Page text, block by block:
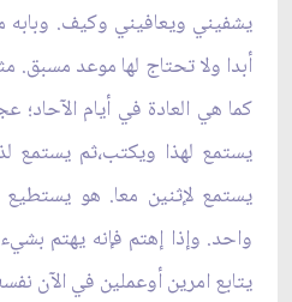
يشفيني ويعافيني وكيف. وبابه
أبدا ولا تحتاج لها موعد مسبق.
كما هي العادة في أيام
يستمع لهذا ويكتب،ثم يستمع
يستمع لإثنين معا. هو
واحد. وإذا إهتم فإنه يهتم
يتابع امرين أوعملين في الآن